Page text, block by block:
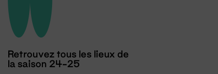
Retrouvez tous les lieux de
la saison 24-25